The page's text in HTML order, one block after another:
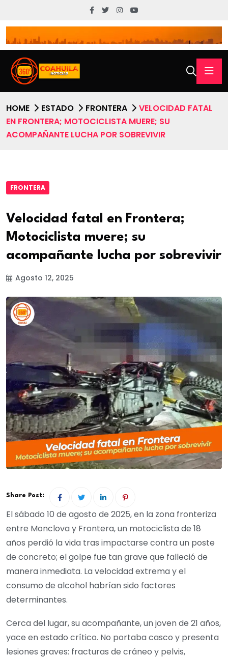
HOME ESTADO FRONTERA
VELOCIDAD FATAL
EN FRONTERA; MOTOCICLISTA MUERE; SU
ACOMPAÑANTE LUCHA POR SOBREVIVIR
FRONTERA
Velocidad fatal en Frontera;
Motociclista muere; su
acompañante lucha por sobrevivir
Agosto 12, 2025
Share Post:
El sábado 10 de agosto de 2025, en la zona fronteriza
entre Monclova y Frontera, un motociclista de 18
años perdió la vida tras impactarse contra un poste
de concreto; el golpe fue tan grave que falleció de
manera inmediata. La velocidad extrema y el
consumo de alcohol habrían sido factores
determinantes.
Cerca del lugar, su acompañante, un joven de 21 años,
yace en estado crítico. No portaba casco y presenta
lesiones graves: fracturas de cráneo y pelvis,